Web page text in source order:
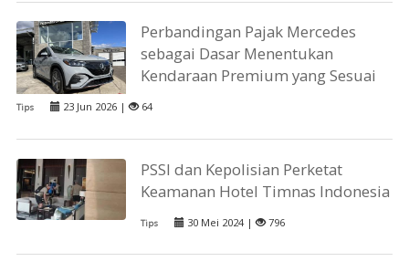
Perbandingan Pajak Mercedes
sebagai Dasar Menentukan
Kendaraan Premium yang Sesuai
Tips 23 Jun 2026 | 64
PSSI dan Kepolisian Perketat
Keamanan Hotel Timnas Indonesia
Tips 30 Mei 2024 | 796